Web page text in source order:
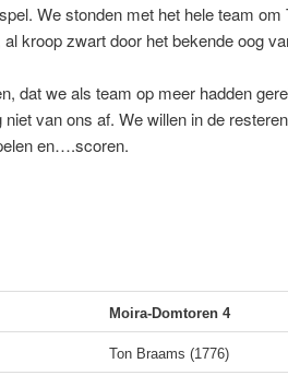
We stonden met het hele team om
kroop zwart door het bekende oog
dat we als team op meer hadden
van ons af. We willen in de
en….scoren.
Moira-Domtoren 4
Ton Braams (1776)